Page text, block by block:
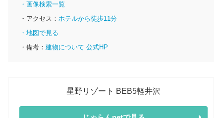
・画像検索一覧
・アクセス： ホテルから徒歩11分
・地図で見る
・備考： 建物について 公式HP
星野リゾート BEB5軽井沢